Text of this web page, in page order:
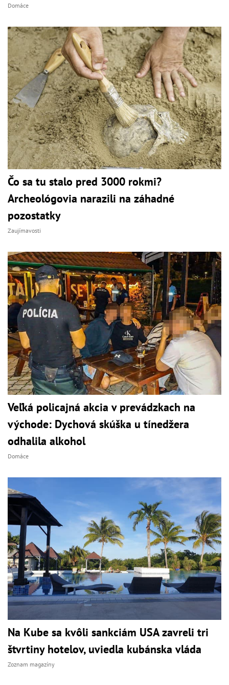
Domáce
Čo sa tu stalo pred 3000 rokmi?
Archeológovia narazili na záhadné
pozostatky
Zaujímavosti
Veľká policajná akcia v prevádzkach na
východe: Dychová skúška u tínedžera
odhalila alkohol
Domáce
Na Kube sa kvôli sankciám USA zavreli tri
štvrtiny hotelov, uviedla kubánska vláda
Zoznam magazíny